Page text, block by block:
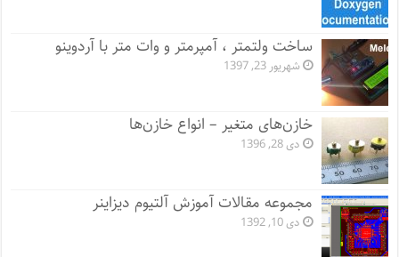
ساخت ولتمتر ، آمپرمتر و وات متر با آردوینو
شهریور 23, 1397
خازن‌های متغیر – انواع خازن‌ها
دی 28, 1396
مجموعه مقالات آموزش آلتیوم دیزاینر
دی 10, 1392